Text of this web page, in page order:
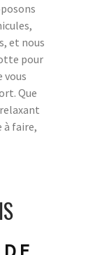
et nous
pour
vous
Que
à faire,